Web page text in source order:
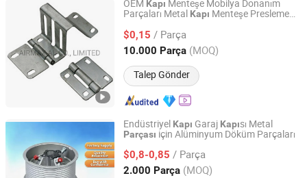
OEM Kapı Menteşe Mobilya Donanım
Parçaları Metal Kapı Menteşe Presleme
$0,15 / Parça
10.000 Parça (MOQ)
Talep Gönder
AIRMAX AL CO., LIMITED
Zhejiang, China Fiyat 2016
Endüstriyel Kapı Garaj Kapısı Metal
Parçası için Alüminyum Döküm Parçaları
$0,8-0,85 / Parça
2.000 Parça (MOQ)
Chizhou Zhongshi Auto Parts Co., Ltd.
Anhui, China Fiyat 2026